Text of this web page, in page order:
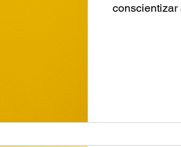
conscientizar